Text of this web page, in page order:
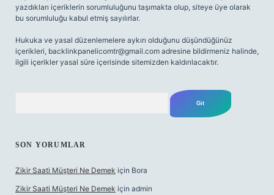
yazdıkları içeriklerin sorumluluğunu taşımakta olup, siteye üye olarak
bu sorumluluğu kabul etmiş sayılırlar.
Hukuka ve yasal düzenlemelere aykırı olduğunu düşündüğünüz
içerikleri, backlinkpanelicomtr@gmail.com adresine bildirmeniz halinde,
ilgili içerikler yasal süre içerisinde sitemizden kaldırılacaktır.
SON YORUMLAR
Zikir Saati Müşteri Ne Demek için Bora
Zikir Saati Müşteri Ne Demek için admin